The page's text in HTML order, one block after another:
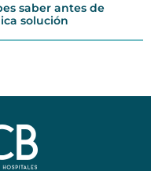
saber antes de
solución